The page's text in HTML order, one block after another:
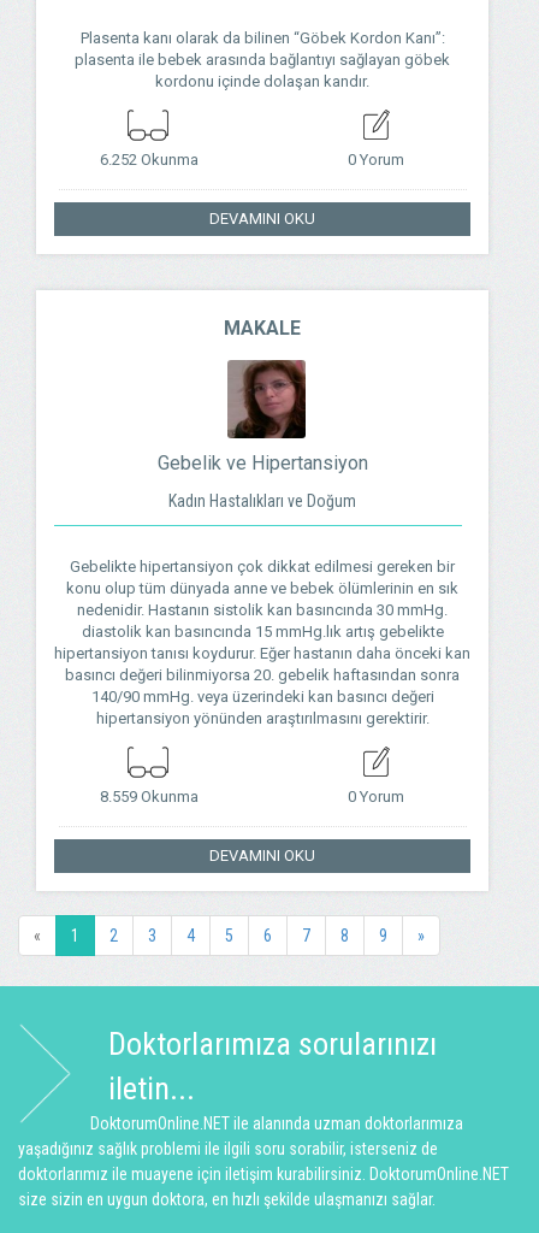
Plasenta kanı olarak da bilinen “Göbek Kordon Kanı”:
plasenta ile bebek arasında bağlantıyı sağlayan göbek
kordonu içinde dolaşan kandır.
6.252 Okunma 0 Yorum
DEVAMINI OKU
MAKALE
Gebelik ve Hipertansiyon
Kadın Hastalıkları ve Doğum
Gebelikte hipertansiyon çok dikkat edilmesi gereken bir
konu olup tüm dünyada anne ve bebek ölümlerinin en sık
nedenidir. Hastanın sistolik kan basıncında 30 mmHg.
diastolik kan basıncında 15 mmHg.lık artış gebelikte
hipertansiyon tanısı koydurur. Eğer hastanın daha önceki kan
basıncı değeri bilinmiyorsa 20. gebelik haftasından sonra
140/90 mmHg. veya üzerindeki kan basıncı değeri
hipertansiyon yönünden araştırılmasını gerektirir.
8.559 Okunma 0 Yorum
DEVAMINI OKU
« 1 2 3 4 5 6 7 8 9 »
Doktorlarımıza sorularınızı
iletin...
DoktorumOnline.NET ile alanında uzman doktorlarımıza
yaşadığınız sağlık problemi ile ilgili soru sorabilir, isterseniz de
doktorlarımız ile muayene için iletişim kurabilirsiniz. DoktorumOnline.NET
size sizin en uygun doktora, en hızlı şekilde ulaşmanızı sağlar.